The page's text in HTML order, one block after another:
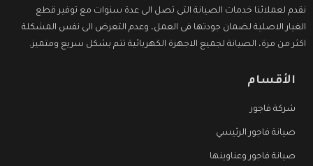
نقدم لعملائنا خدمات الصيانة التى تصل الى عدة سنوات مع توفير قطع
الغيار الاصلية لضمان جودتها فى العمل، وعدم التعرض الى نفس المشكلة
اكثر من مرة، الصيانة لجميع الاجهزة الكهربائية تتم بشكل سريع ومتميز.
الأقسام
شركة فاجور
صيانة فاجور الرئيسي
صيانة فاجور وعناوينها